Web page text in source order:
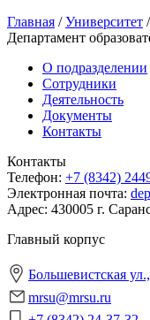
Главная /Университет /
Департамент
О подразделении
Сотрудники
Деятельность
Документы
Контакты
Контакты
Телeфон: +7 (8342)
Электронная почта:
Адрес: 430005 г.
Главный корпус
Большевистская
mrsu@mrsu.ru